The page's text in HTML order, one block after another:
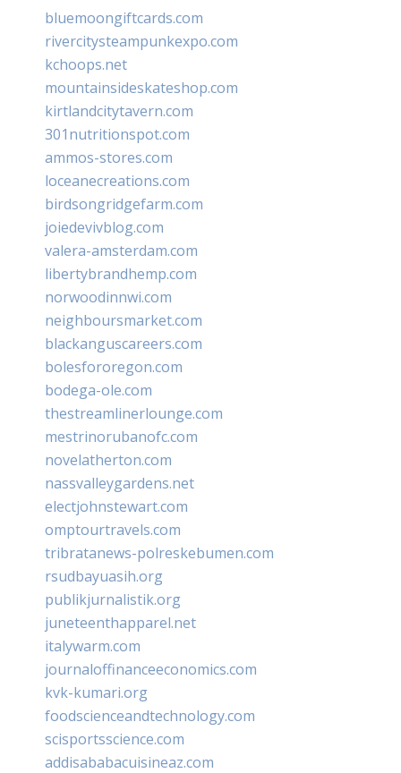
bluemoongiftcards.com
rivercitysteampunkexpo.com
kchoops.net
mountainsideskateshop.com
kirtlandcitytavern.com
301nutritionspot.com
ammos-stores.com
loceanecreations.com
birdsongridgefarm.com
joiedevivblog.com
valera-amsterdam.com
libertybrandhemp.com
norwoodinnwi.com
neighboursmarket.com
blackanguscareers.com
bolesfororegon.com
bodega-ole.com
thestreamlinerlounge.com
mestrinorubanofc.com
novelatherton.com
nassvalleygardens.net
electjohnstewart.com
omptourtravels.com
tribratanews-polreskebumen.com
rsudbayuasih.org
publikjurnalistik.org
juneteenthapparel.net
italywarm.com
journaloffinanceeconomics.com
kvk-kumari.org
foodscienceandtechnology.com
scisportsscience.com
addisababacuisineaz.com